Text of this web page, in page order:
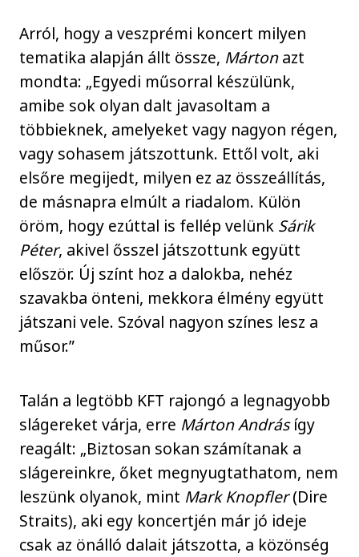
Arról, hogy a veszprémi koncert milyen
tematika alapján állt össze, Mártonazt
mondta: „Egyedi műsorral készülünk,
amibe sok olyan dalt javasoltam a
többieknek, amelyeket vagy nagyon régen,
vagy sohasem játszottunk. Ettől volt, aki
elsőre megijedt, milyen ez az összeállítás,
de másnapra elmúlt a riadalom. Külön
öröm, hogy ezúttal is fellép velünk Sárik
Péter, akivel ősszel játszottunk együtt
először. Új színt hoz a dalokba, nehéz
szavakba önteni, mekkora élmény együtt
játszani vele. Szóval nagyon színes lesz a
műsor.”
Talán a legtöbb KFT rajongó a legnagyobb
slágereket várja, erre Márton Andrásígy
reagált: „Biztosan sokan számítanak a
slágereinkre, őket megnyugtathatom, nem
leszünk olyanok, mint Mark Knopfler(Dire
Straits), aki egy koncertjén már jó ideje
csak az önálló dalait játszotta, a közönség